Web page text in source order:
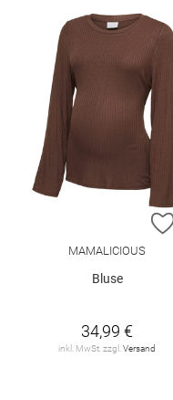
MAMALICIOUS
Bluse
34,99 €
inkl. MwSt. zzgl. Versand